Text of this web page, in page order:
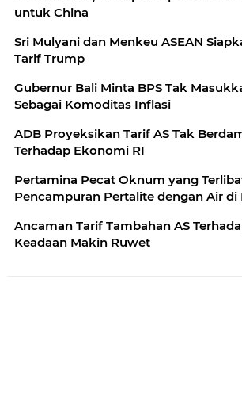
untuk China
Sri Mulyani dan Menkeu ASEAN
Tarif Trump
Gubernur Bali Minta BPS Tak
Sebagai Komoditas Inflasi
ADB Proyeksikan Tarif AS Tak
Terhadap Ekonomi RI
Pertamina Pecat Oknum yang
Pencampuran Pertalite dengan Air di
Ancaman Tarif Tambahan AS
Keadaan Makin Ruwet